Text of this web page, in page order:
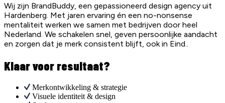
Wij zijn BrandBuddy, een gepassioneerd design agency uit
Hardenberg. Met jaren ervaring én een no-nonsense
mentaliteit werken we samen met bedrijven door heel
Nederland. We schakelen snel, geven persoonlijke aandacht
en zorgen dat je merk consistent blijft, ook in Eind..
Klaar voor resultaat?
Merkontwikkeling & strategie
Visuele identiteit & design